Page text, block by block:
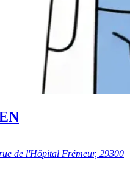
de l'Hôpital Frémeur, 29300